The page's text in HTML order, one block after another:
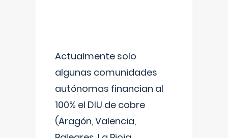
Actualmente solo
algunas comunidades
autónomas financian al
100% el DIU de cobre
(Aragón, Valencia,